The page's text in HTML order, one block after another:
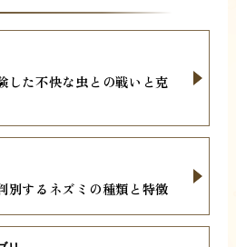
した不快な虫との戦いと克
別するネズミの種類と特徴